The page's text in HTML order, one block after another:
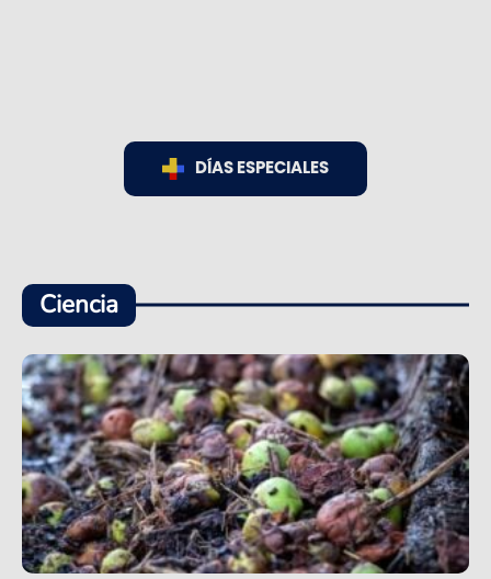
DÍAS ESPECIALES
Ciencia